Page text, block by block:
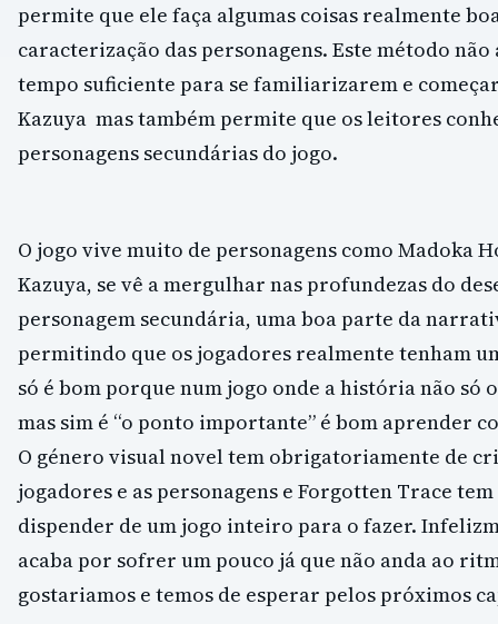
permite que ele faça algumas coisas realmente
caracterização das personagens. Este método não
tempo suficiente para se familiarizarem e
Kazuya mas também permite que os leitores
personagens secundárias do jogo.
O jogo vive muito de personagens como Madoka
Kazuya, se vê a mergulhar nas profundezas do
personagem secundária, uma boa parte da
permitindo que os jogadores realmente tenham
só é bom porque num jogo onde a história não só
mas sim é “o ponto importante” é bom aprender
O género visual novel tem obrigatoriamente de
jogadores e as personagens e Forgotten Trace
dispender de um jogo inteiro para o fazer.
acaba por sofrer um pouco já que não anda ao
gostariamos e temos de esperar pelos próximos